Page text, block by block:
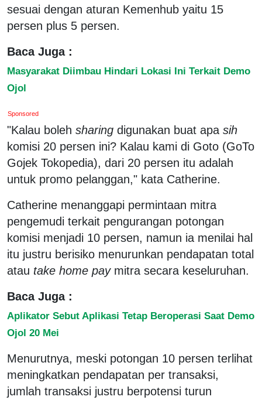
sesuai dengan aturan Kemenhub yaitu 15
persen plus 5 persen.
Baca Juga :
Masyarakat Diimbau Hindari Lokasi Ini Terkait Demo
Ojol
Sponsored
"Kalau boleh sharing digunakan buat apa sih
komisi 20 persen ini? Kalau kami di Goto (GoTo
Gojek Tokopedia), dari 20 persen itu adalah
untuk promo pelanggan," kata Catherine.
Catherine menanggapi permintaan mitra
pengemudi terkait pengurangan potongan
komisi menjadi 10 persen, namun ia menilai hal
itu justru berisiko menurunkan pendapatan total
atau take home paymitra secara keseluruhan.
Baca Juga :
Aplikator Sebut Aplikasi Tetap Beroperasi Saat Demo
Ojol 20 Mei
Menurutnya, meski potongan 10 persen terlihat
meningkatkan pendapatan per transaksi,
jumlah transaksi justru berpotensi turun